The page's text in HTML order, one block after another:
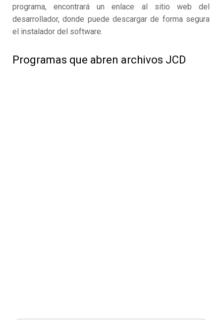
programa, encontrará un enlace al sitio web del
desarrollador, donde puede descargar de forma segura
el instalador del software.
Programas que abren archivos JCD